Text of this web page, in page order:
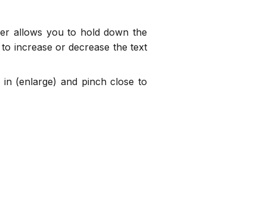
allows you to hold down the
increase or decrease the text
(enlarge) and pinch close to